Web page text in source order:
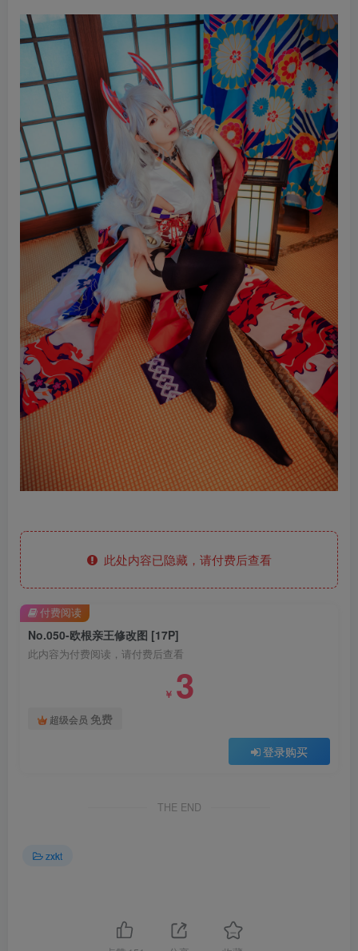
此处内容已隐藏，请付费后查看
No.050-欧根亲王修改图 [17P]
此内容为付费阅读，请付费后查看
￥ 3
超级会员 免费
登录购买
付费阅读
THE END
zxkt